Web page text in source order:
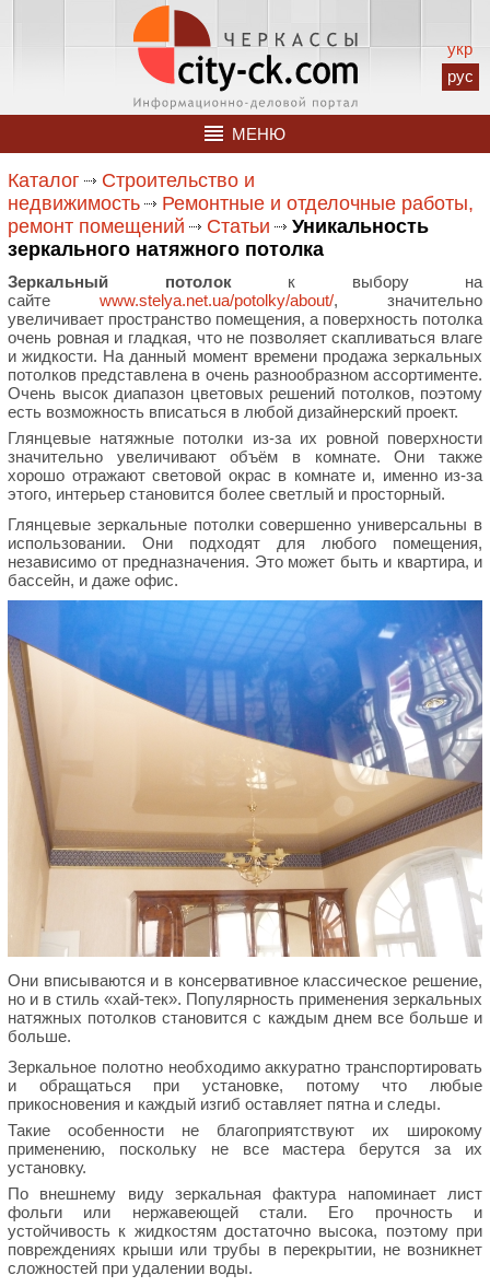
укр
рус
МЕНЮ
Каталог
Строительство и
недвижимость
Ремонтные и отделочные работы,
ремонт помещений
Статьи
Уникальность
зеркального натяжного потолка
Зеркальный потолокк выбору на
сайте www.stelya.net.ua/potolky/about/, значительно
увеличивает пространство помещения, а поверхность потолка
очень ровная и гладкая, что не позволяет скапливаться влаге
и жидкости. На данный момент времени продажа зеркальных
потолков представлена в очень разнообразном ассортименте.
Очень высок диапазон цветовых решений потолков, поэтому
есть возможность вписаться в любой дизайнерский проект.
Глянцевые натяжные потолки из-за их ровной поверхности
значительно увеличивают объём в комнате. Они также
хорошо отражают световой окрас в комнате и, именно из-за
этого, интерьер становится более светлый и просторный.
Глянцевые зеркальные потолки совершенно универсальны в
использовании. Они подходят для любого помещения,
независимо от предназначения. Это может быть и квартира, и
бассейн, и даже офис.
Они вписываются и в консервативное классическое решение,
но и в стиль «хай-тек». Популярность применения зеркальных
натяжных потолков становится с каждым днем все больше и
больше.
Зеркальное полотно необходимо аккуратно транспортировать
и обращаться при установке, потому что любые
прикосновения и каждый изгиб оставляет пятна и следы.
Такие особенности не благоприятствуют их широкому
применению, поскольку не все мастера берутся за их
установку.
По внешнему виду зеркальная фактура напоминает лист
фольги или нержавеющей стали. Его прочность и
устойчивость к жидкостям достаточно высока, поэтому при
повреждениях крыши или трубы в перекрытии, не возникнет
сложностей при удалении воды.